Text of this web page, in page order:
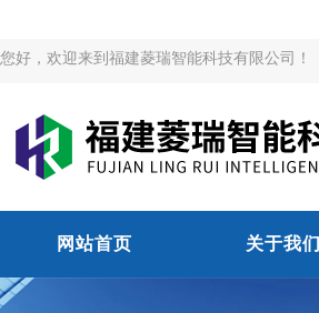
您好，欢迎来到福建菱瑞智能科技有限公司！
网站首页 关于我们